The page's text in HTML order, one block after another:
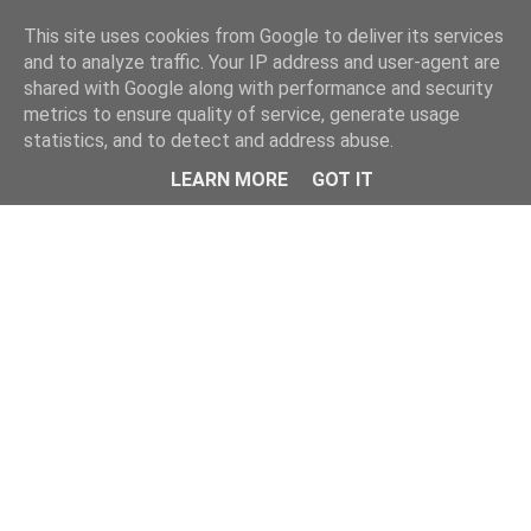
Menu
This site uses cookies from Google to deliver its services
and to analyze traffic. Your IP address and user-agent are
shared with Google along with performance and security
metrics to ensure quality of service, generate usage
statistics, and to detect and address abuse.
LEARN MORE
GOT IT